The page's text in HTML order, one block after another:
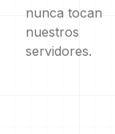
nunca tocan
nuestros
servidores.